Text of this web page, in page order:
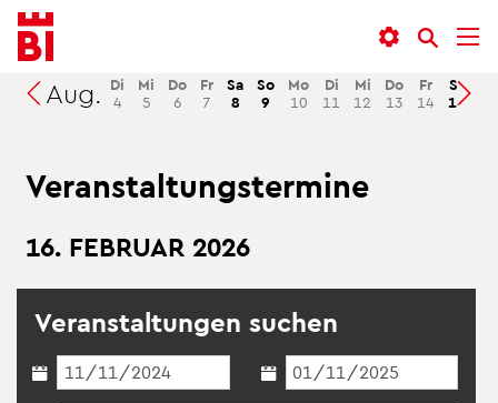
In­
halt
an­
sprin­
Menü
an­
sprin­
gen
Suche
an­
sprin­
gen
Suchen
Aug. Di
4
Mi
5
Do
6
Fr
7
Sa
8
So
9
Mo
10
Di
11
Mi
12
Do
13
Fr
14
Sa
15
Ver­an­stal­tungs­ter­mi­ne
16. FE­BRU­AR 2026
Ver­an­stal­tun­gen su­chen